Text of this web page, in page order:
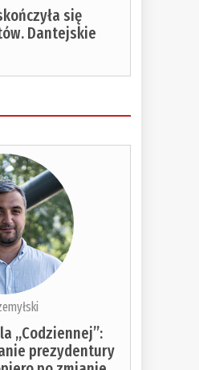
się
Dantejskie
„Codziennej”:
prezydentury